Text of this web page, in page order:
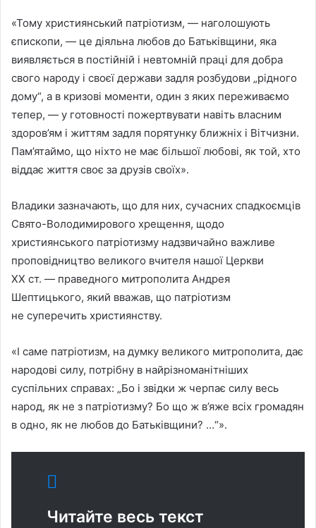
«Тому християнський патріотизм, — наголошують
єпископи, — це діяльна любов до Батьківщини, яка
виявляється в постійній і невтомній праці для добра
свого народу і своєї держави задля розбудови „рідного
дому“, а в кризові моменти, один з яких переживаємо
тепер, — у готовності пожертвувати навіть власним
здоров’ям і життям задля порятунку ближніх і Вітчизни.
Пам’ятаймо, що ніхто не має більшої любові, як той, хто
віддає життя своє за друзів своїх».
Владики зазначають, що для них, сучасних спадкоємців
Свято-Володимирового хрещення, щодо
християнського патріотизму надзвичайно важливе
проповідництво великого вчителя нашої Церкви
ХХ ст. — праведного митрополита Андрея
Шептицького, який вважав, що патріотизм
не суперечить християнству.
«І саме патріотизм, на думку великого митрополита, дає
народові силу, потрібну в найрізноманітніших
суспільних справах: „Бо і звідки ж черпає силу весь
народ, як не з патріотизму? Бо що ж в’яже всіх громадян
в одно, як не любов до Батьківщини? …“».
Читайте весь текст